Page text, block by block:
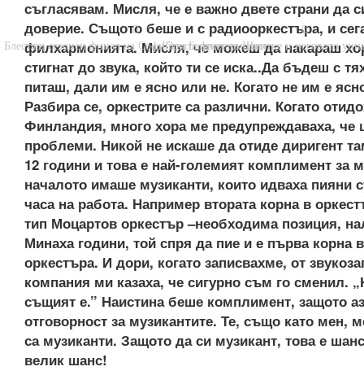

Блестящ сезонен финал на Софийската филхармония

Юри Башмет за Шнитке и неговото
съгласявам. Мисля, че е важно двете страни да
доверие. Същото беше и с радиооркестъра, и
филхармонията. Мисля, че можеш да накараш
стигнат до звука, който ти се иска..Да бъдеш с
питаш, дали им е ясно или не. Когато не им е
Разбира се, оркестрите са различни. Когато
Финландия, много хора ме предупреждаваха,
проблеми. Никой не искаше да отиде диригент
12 години и това е най-големият комплимент за
началото имаше музиканти, които идваха пияни
часа на работа. Например втората корна в
тип Моцартов оркестър –необходима позиция,
Минаха години, той спря да пие и е първа корна в
оркестъра. И дори, когато записвахме, от
компания ми казаха, че сигурно съм го сменил.
същият е.” Наистина беше комплимент, защото
отговорност за музикантите. Те, също като мен,
са музиканти. Защото да си музикант, това е
велик шанс!